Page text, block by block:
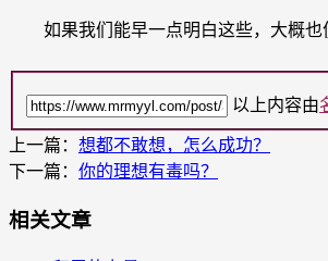
如果我们能早一点明白这些，大概也
以上内容由
上一篇： 想都不敢想，怎么成功？
下一篇： 你的理想有毒吗？
相关文章